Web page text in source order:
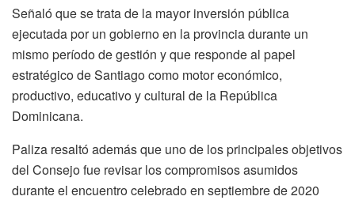
Señaló que se trata de la mayor inversión pública
ejecutada por un gobierno en la provincia durante un
mismo período de gestión y que responde al papel
estratégico de Santiago como motor económico,
productivo, educativo y cultural de la República
Dominicana.
Paliza resaltó además que uno de los principales objetivos
del Consejo fue revisar los compromisos asumidos
durante el encuentro celebrado en septiembre de 2020